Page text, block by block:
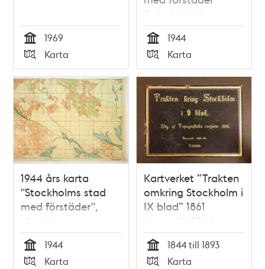
Tid
1969
Typ
Karta
(hela kartan)
Tid
1944
Typ
Karta
1944 års karta
"Stockholms stad
med förstäder",
utsnitt c
Tid
1944
Karta
Kartverket ”Trakten
omkring Stockholm i
IX blad” 1861
(uppmätt 1844-
1850, översedd 1891-
1893)
Tid
1844 till 1893
Karta